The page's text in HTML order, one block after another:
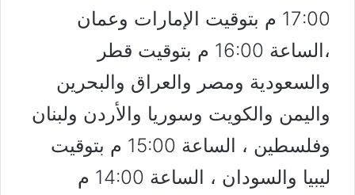
17:00 م بتوقيت الإمارات وعمان
،الساعة 16:00 م بتوقيت قطر
والسعودية ومصر والعراق والبحرين
واليمن والكويت وسوريا والأردن ولبنان
وفلسطين ، الساعة 15:00 م بتوقيت
ليبيا والسودان ، الساعة 14:00 م